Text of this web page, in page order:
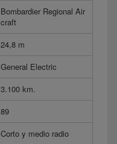
Bombardier Regional Air
craft
24,8 m
General Electric
3.100 km.
89
Corto y medio radio